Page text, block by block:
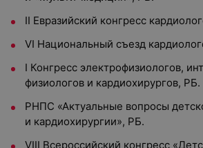
II Евразийский конгресс
VI Национальный съезд
I Конгресс электрофизиологов,
физиологов и кардиохирургов, РБ.
РНПС «Актуальные вопросы
и кардиохирургии», РБ.
VIII Всероссийский конгресс